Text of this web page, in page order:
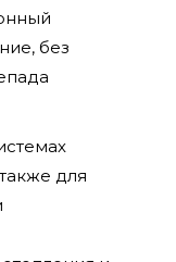
без
для